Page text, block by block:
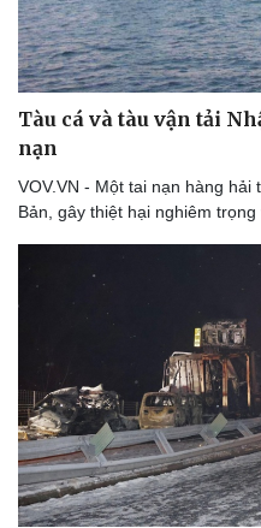
Tàu cá và tàu vận tải
nạn
VOV.VN - Một tai nạn hàng
Bản, gây thiệt hại nghiêm